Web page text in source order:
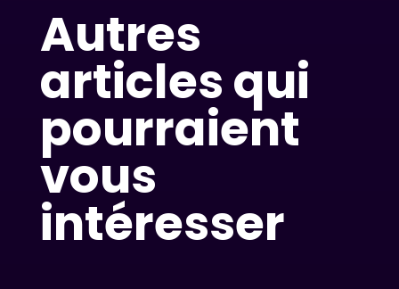
Autres
articles qui
pourraient
vous
intéresser